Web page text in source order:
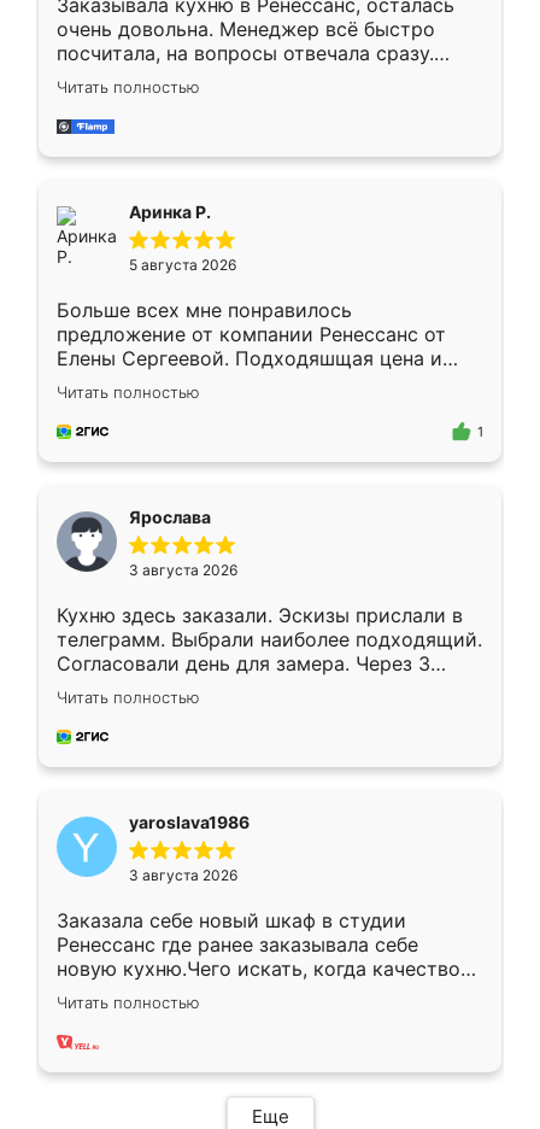
Заказывала кухню в Ренессанс, осталась
очень довольна. Менеджер всё быстро
посчитала, на вопросы отвечала сразу.
Замерщик приехал в субботу, подошёл к
делу со всей ответственностью. Собрали
за день, ребята работали аккуратно, даже
Читать полностью
Аринка Р.
5 августа 2026
Больше всех мне понравилось
предложение от компании Ренессанс от
Елены Сергеевой. Подходяшщая цена и
короткие сроки изготовления. Приехавший
для замера сотрудник Владислав
предложил по моему эскизу самый
Читать полностью
1
Ярослава
3 августа 2026
Кухню здесь заказали. Эскизы прислали в
телеграмм. Выбрали наиболее подходящий.
Согласовали день для замера. Через 3
недели кухня была уже готова. Остались
довольны работой. Спасибо Ренессанс
мебель за качественную работу!
Читать полностью
yaroslava1986
3 августа 2026
Заказала себе новый шкаф в студии
Ренессанс где ранее заказывала себе
новую кухню.Чего искать, когда качеством
вполне довольна. Служит кухня уже почти
два года, нареканий нет.
Читать полностью
Еще